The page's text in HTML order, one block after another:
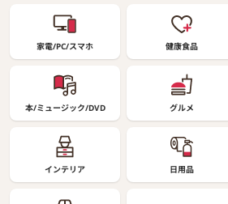
家電/PC/スマホ 健康食品
本/ミュージック/DVD グルメ
インテリア 日用品